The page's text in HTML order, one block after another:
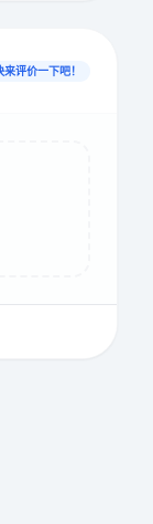
评价一下吧！